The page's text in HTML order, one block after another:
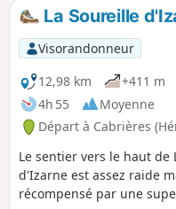
La Soureille
Visorandonneur
12,98 km
+411 m
4h 55
Moyenne
Départ à Cabrières
Le sentier vers le haut de
d'Izarne est assez raide
récompensé par une